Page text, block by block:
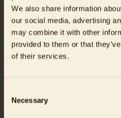
We also share information
our social media, advertising
may combine it with other
provided to them or that
of their services.
Selection
Necessary